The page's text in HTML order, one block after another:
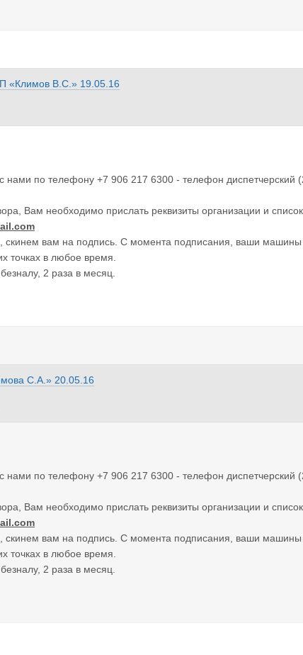
«Климов В.С.» 19.05.16
нами по телефону +7 906 217 6300 - телефон диспетчерский
Вам необходимо прислать реквизиты организации и
вам на подпись. С момента подписания, ваши машины
точках в любое время.
2 раза в месяц.
С.А.» 20.05.16
нами по телефону +7 906 217 6300 - телефон диспетчерский
Вам необходимо прислать реквизиты организации и
вам на подпись. С момента подписания, ваши машины
точках в любое время.
2 раза в месяц.